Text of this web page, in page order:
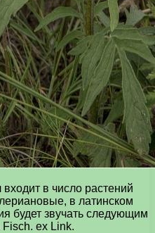
входит в число растений
в латинском
будет звучать следующим
ex Link.